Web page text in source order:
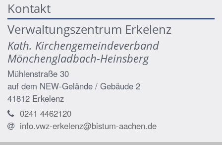
Kontakt
Verwaltungszentrum Erkelenz
Kath. Kirchengemeindeverband
Mönchengladbach-Heinsberg
Mühlenstraße 30
auf dem NEW-Gelände / Gebäude 2
41812 Erkelenz
0241 4462120
info.vwz-erkelenz@bistum-aachen.de